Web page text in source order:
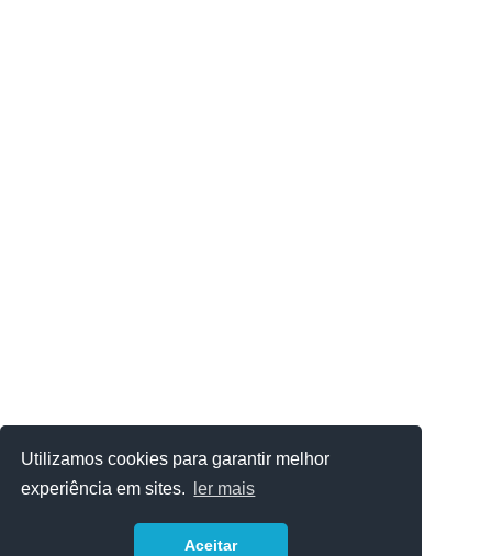
Utilizamos cookies para garantir melhor
experiência em sites.
ler mais
Aceitar